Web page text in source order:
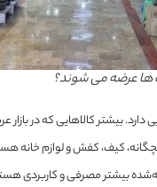
ها عرضه می شوند؟
دارد. بیشتر کالاهایی که در
بچگانه، کیف، کفش و لوازم خانه
بیشتر مصرفی و کاربردی